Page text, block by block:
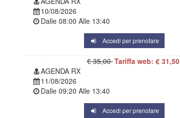
10/08/2026
Dalle 08:00 Alle 13:40
Accedi per prenotare
€ 35,00Tariffa web: € 31,50
AGENDA RX
11/08/2026
Dalle 09:20 Alle 13:40
Accedi per prenotare